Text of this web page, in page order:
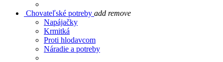
Chovateľské potreby add remove
Napájačky
Krmitká
Proti hlodavcom
Náradie a potreby